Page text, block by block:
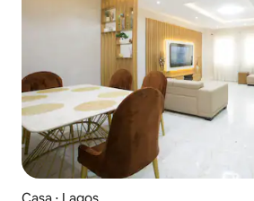
Casa ⋅ Lagos